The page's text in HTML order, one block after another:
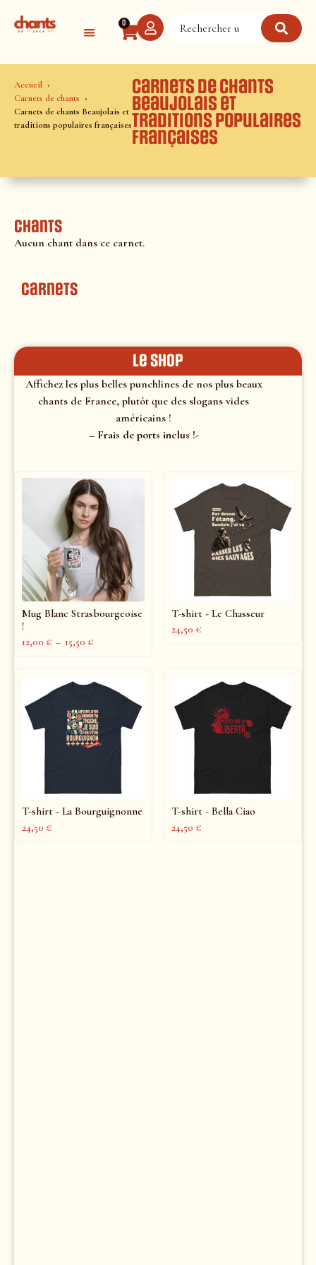
0
Accueil
Carnets de chants
Carnets de chants Beaujolais et
traditions populaires françaises
Carnets de chants
Beaujolais et
traditions populaires
françaises
Chants
Aucun chant dans ce carnet.
Carnets
le shop
Affichez les plus belles punchlines de nos plus beaux
chants de France, plutôt que des slogans vides
américains !
– Frais de ports inclus !-
Mug Blanc Strasbourgeoise
!
12,00 € – 15,50 €
T-shirt - Le Chasseur
24,50 €
T-shirt - La Bourguignonne
24,50 €
T-shirt - Bella Ciao
24,50 €